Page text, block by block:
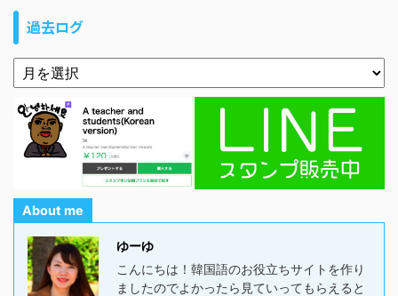
過去ログ
About me
ゆーゆ
こんにちは！韓国語のお役立ちサイトを作り
ましたのでよかったら見ていってもらえると